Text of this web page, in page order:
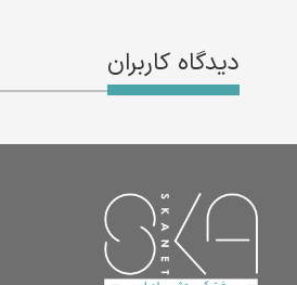
دیدگاه کاربران